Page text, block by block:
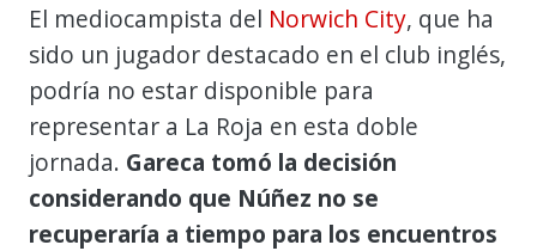
El mediocampista del Norwich City, que ha
sido un jugador destacado en el club inglés,
podría no estar disponible para
representar a La Roja en esta doble
jornada. Gareca tomó la decisión
considerando que Núñez no se
recuperaría a tiempo para los encuentros